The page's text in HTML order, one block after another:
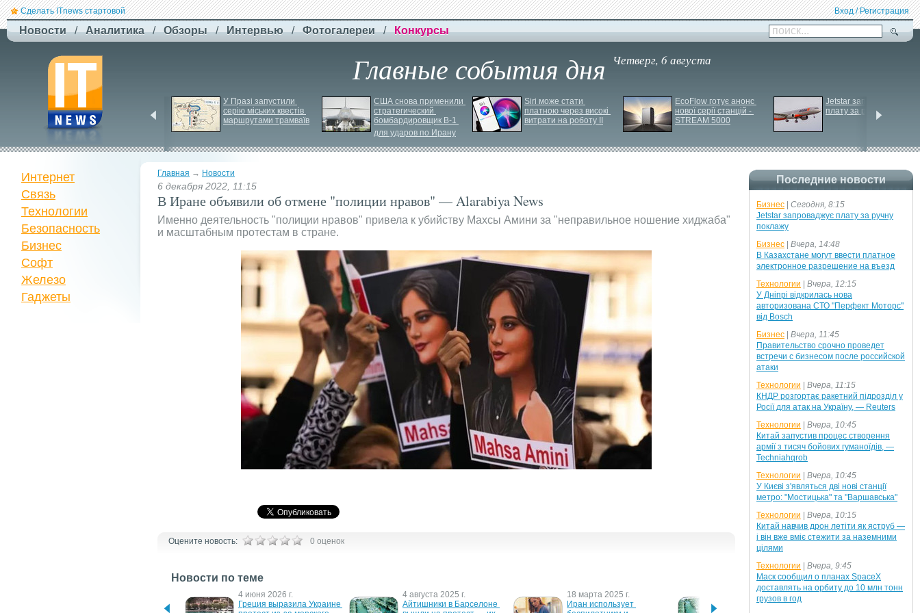
Сделать ITnews стартовой Вход / Регистрация
Новости / Аналитика / Обзоры / Интервью / Фотогалереи / Конкурсы поиск...
Главные события дня Четверг, 6 августа
повітряний штурм за
участю роботів
У Празі запустили
серію міських квестів
маршрутами трамваїв
США снова применили
стратегический
бомбардировщик B-1
для ударов по Ирану
Siri може стати
платною через високі
витрати на роботу ІІ
EcoFlow готує анонс
нової серії станцій -
STREAM 5000
Jetstar запроваджує
плату за ручну поклажу
Главная → Новости
6 декабря 2022, 11:15
В Иране объявили об отмене "полиции нравов" — Alarabiya News
Именно деятельность "полиции нравов" привела к убийству Махсы Амини за "неправильное ношение хиджаба"
и масштабным протестам в стране.
Оцените новость: 0 оценок
Новости по теме
4 июня 2026 г.
Греция выразила Украине
4 августа 2025 г.
Айтишники в Барселоне
18 марта 2025 г.
Иран использует
29 марта 2022 г.
К убийству Немцова
21
Интернет
Связь
Технологии
Безопасность
Бизнес
Софт
Железо
Гаджеты
Последние новости
Бизнес
Сегодня, 8:15
Jetstar запроваджує плату за ручну
поклажу
Бизнес
Вчера, 14:48
В Казахстане могут ввести платное
электронное разрешение на въезд
Технологии
Вчера, 12:15
У Дніпрі відкрилась нова
авторизована СТО "Перфект Моторс"
від Bosch
Бизнес
Вчера, 11:45
Правительство срочно проведет
встречи с бизнесом после российской
атаки
Технологии
Вчера, 11:15
КНДР розгортає ракетний підрозділ у
Росії для атак на Україну, — Reuters
Технологии
Вчера, 10:45
Китай запустив процес створення
армії з тисяч бойових гуманоїдів, —
Techniahqrob
Технологии
Вчера, 10:45
У Києві з'являться дві нові станції
метро: "Мостицька" та "Варшавська"
Технологии
Вчера, 10:15
Китай навчив дрон летіти як яструб —
і він вже вміє стежити за наземними
цілями
Технологии
Вчера, 9:45
Маск сообщил о планах SpaceX
доставлять на орбиту до 10 млн тонн
грузов в год